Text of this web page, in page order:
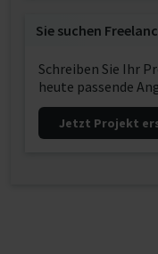
Sie suchen
Schreiben Sie Ihr
heute passende
Jetzt Projekt